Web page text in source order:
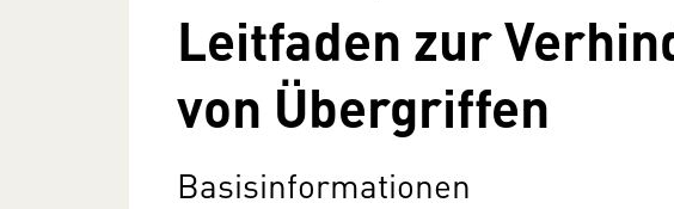
Leitfaden zur
von Übergriffen
Basisinformationen